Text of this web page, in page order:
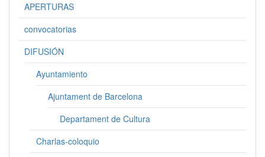
APERTURAS
convocatorias
DIFUSIÓN
Ayuntamiento
Ajuntament de Barcelona
Departament de Cultura
Charlas-coloquio